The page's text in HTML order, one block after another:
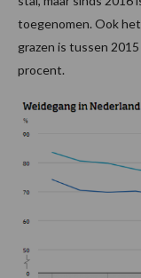
toegenomen. Ook
grazen is tussen
procent.